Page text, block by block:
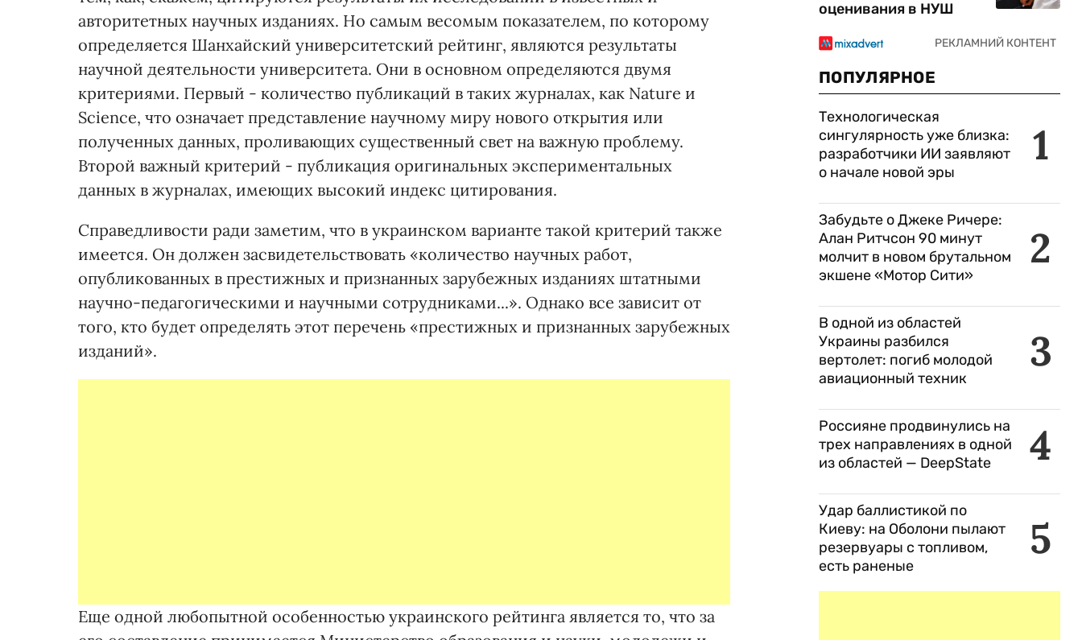
авторитетных научных изданиях. Но самым весомым показателем, по которому
определяется Шанхайский университетский рейтинг, являются результаты
научной деятельности университета. Они в основном определяются двумя
критериями. Первый - количество публикаций в таких журналах, как Nature и
Science, что означает представление научному миру нового открытия или
полученных данных, проливающих существенный свет на важную проблему.
Второй важный критерий - публикация оригинальных экспериментальных
данных в журналах, имеющих высокий индекс цитирования.
Справедливости ради заметим, что в украинском варианте такой критерий также
имеется. Он должен засвидетельствовать «количество научных работ,
опубликованных в престижных и признанных зарубежных изданиях штатными
научно-педагогическими и научными сотрудниками...». Однако все зависит от
того, кто будет определять этот перечень «престижных и признанных зарубежных
изданий».
Еще одной любопытной особенностью украинского рейтинга является то, что за
оценивания в НУШ
ПОПУЛЯРНОЕ
1
Технологическая
сингулярность уже близка:
разработчики ИИ заявляют
о начале новой эры
2
Забудьте о Джеке Ричере:
Алан Ритчсон 90 минут
молчит в новом брутальном
экшене «Мотор Сити»
3
В одной из областей
Украины разбился
вертолет: погиб молодой
авиационный техник
4
Россияне продвинулись на
трех направлениях в одной
из областей — DeepState
5
Удар баллистикой по
Киеву: на Оболони пылают
резервуары с топливом,
есть раненые